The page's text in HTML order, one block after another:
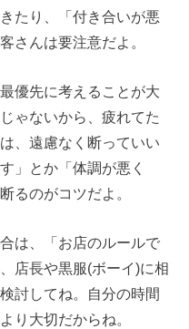
たり、「付き合いが悪
さんは要注意だよ。
優先に考えることが大
ゃないから、疲れてた
、遠慮なく断っていい
」とか「体調が悪く
るのがコツだよ。
は、「お店のルールで
店長や黒服(ボーイ)に相
討してね。自分の時間
り大切だからね。